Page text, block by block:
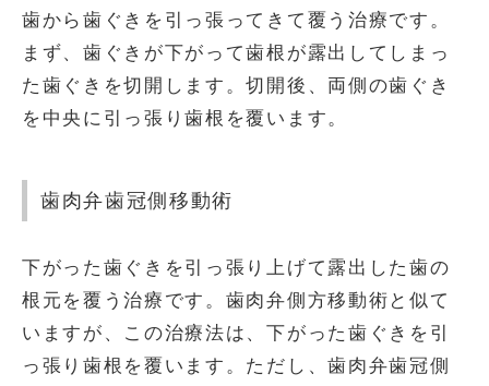
歯から歯ぐきを引っ張ってきて覆う治療です。
まず、歯ぐきが下がって歯根が露出してしまっ
た歯ぐきを切開します。切開後、両側の歯ぐき
を中央に引っ張り歯根を覆います。
歯肉弁歯冠側移動術
下がった歯ぐきを引っ張り上げて露出した歯の
根元を覆う治療です。歯肉弁側方移動術と似て
いますが、この治療法は、下がった歯ぐきを引
っ張り歯根を覆います。ただし、歯肉弁歯冠側